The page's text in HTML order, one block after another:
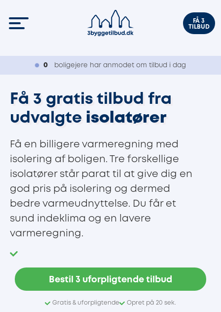
FÅ 3
TILBUD
0 boligejere har anmodet om tilbud i dag
Få 3 gratis tilbud fra
udvalgte isolatører
Få en billigere varmeregning med
isolering af boligen. Tre forskellige
isolatører står parat til at give dig en
god pris på isolering og dermed
bedre varmeudnyttelse. Du får et
sund indeklima og en lavere
varmeregning.
Bestil 3 uforpligtende tilbud
Gratis & uforpligtende Opret på 20 sek.